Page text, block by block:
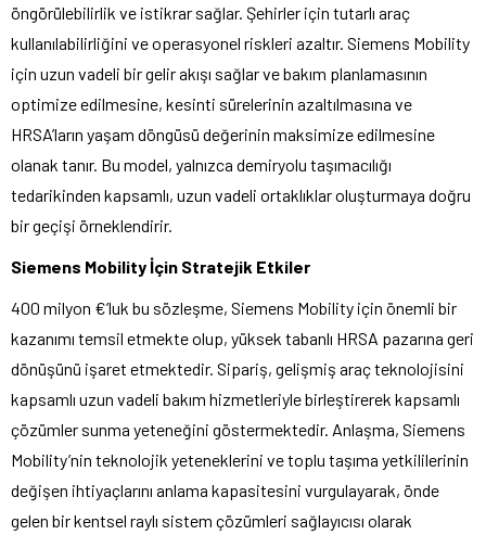
öngörülebilirlik ve istikrar sağlar. Şehirler için tutarlı araç
kullanılabilirliğini ve operasyonel riskleri azaltır. Siemens Mobility
için uzun vadeli bir gelir akışı sağlar ve bakım planlamasının
optimize edilmesine, kesinti sürelerinin azaltılmasına ve
HRSA’ların yaşam döngüsü değerinin maksimize edilmesine
olanak tanır. Bu model, yalnızca demiryolu taşımacılığı
tedarikinden kapsamlı, uzun vadeli ortaklıklar oluşturmaya doğru
bir geçişi örneklendirir.
Siemens Mobility İçin Stratejik Etkiler
400 milyon €’luk bu sözleşme, Siemens Mobility için önemli bir
kazanımı temsil etmekte olup, yüksek tabanlı HRSA pazarına geri
dönüşünü işaret etmektedir. Sipariş, gelişmiş araç teknolojisini
kapsamlı uzun vadeli bakım hizmetleriyle birleştirerek kapsamlı
çözümler sunma yeteneğini göstermektedir. Anlaşma, Siemens
Mobility’nin teknolojik yeteneklerini ve toplu taşıma yetkililerinin
değişen ihtiyaçlarını anlama kapasitesini vurgulayarak, önde
gelen bir kentsel raylı sistem çözümleri sağlayıcısı olarak